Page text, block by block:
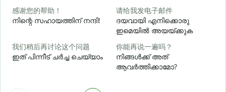
感谢您的帮助！
നിന്റെ സഹായത്തിന് നന്ദി!
请给我发电子邮件
ദയവായി എനിക്കൊരു
ഇമെയിൽ അയയ്ക്കുക
我们稍后再讨论这个问题
ഇത് പിന്നീട് ചർച്ച ചെയ്യാം
你能再说一遍吗？
നിങ്ങൾക്ക് അത്
ആവർത്തിക്കാമോ?